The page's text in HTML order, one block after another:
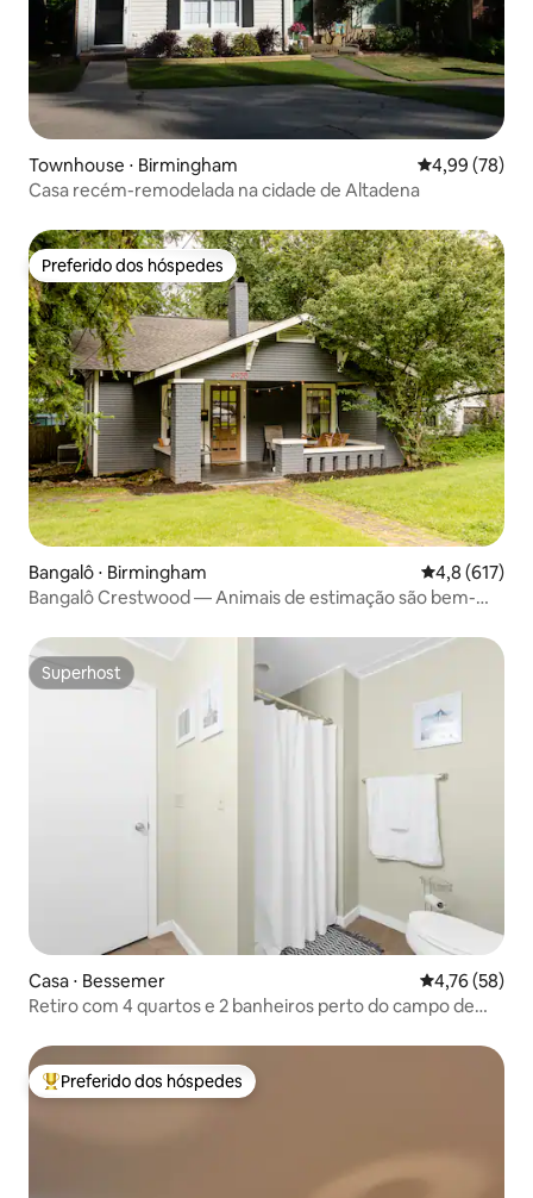
Townhouse ⋅ Birmingham 4,99 de uma
4,99 (78)
Casa recém-remodelada na cidade de Altadena
Preferido dos hóspedes
Preferido dos hóspedes
Bangalô ⋅ Birmingham 4,8 de uma
4,8 (617)
Bangalô Crestwood — Animais de estimação são bem-
Superhost
Superhost
Casa ⋅ Bessemer 4,76 de uma
4,76 (58)
Retiro com 4 quartos e 2 banheiros perto do campo de
Entre os melhores preferidos dos hóspedes
Preferido dos hóspedes